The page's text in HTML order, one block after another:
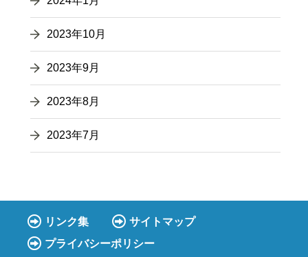
2023年10月
2023年9月
2023年8月
2023年7月
リンク集
サイトマップ
プライバシーポリシー